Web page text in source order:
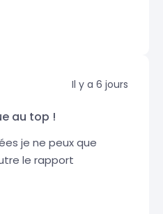
Il y a 6 jours
au top !
je ne peux que
le rapport